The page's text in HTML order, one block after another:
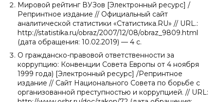
Мировой рейтинг ВУЗов [Электронный ресурс] /
Репринтное издание // Официальный сайт
аналитической статистики «Статистика.RU» // URL.:
http://statistika.ru/obraz/2007/12/08/obraz_9809.html
(дата обращения: 10.02.2019) — 4 с.
О гражданско-правовой ответственности за
коррупцию: Конвенции Совета Европы от 4 ноября
1999 года) [Электронный ресурс] /Репринтное
издание // Сайт Национального Совета по борьбе с
организованной преступностью и коррупцией. // URL: